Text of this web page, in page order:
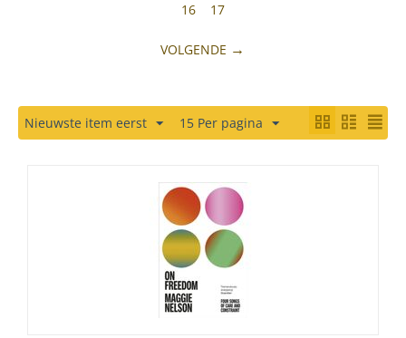
16
17
VOLGENDE
Nieuwste item eerst 15 Per pagina